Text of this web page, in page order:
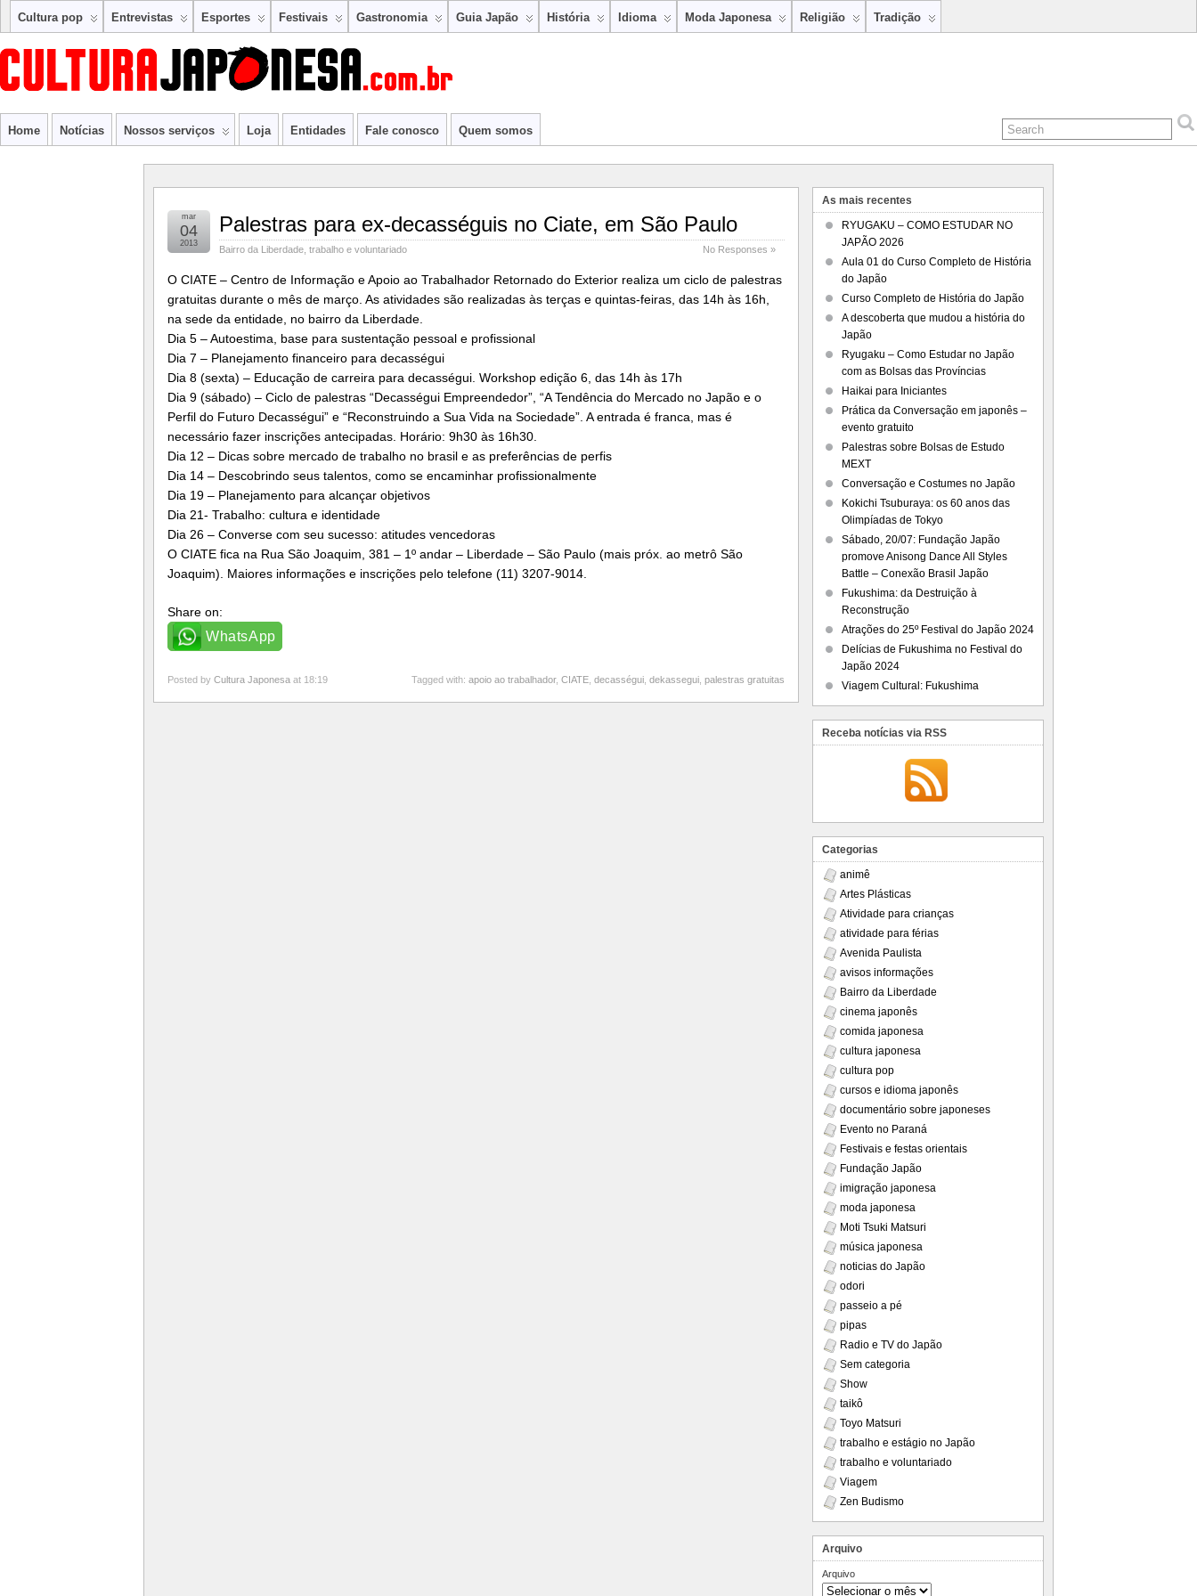
Cultura pop Entrevistas Esportes Festivais Gastronomia Guia Japão História Idioma Moda Japonesa Religião Tradição
Home Notícias Nossos serviços Loja Entidades Fale conosco Quem somos
Palestras para ex-decasséguis no Ciate, em São Paulo
Bairro da Liberdade trabalho e voluntariado No Responses »
mar
04
2013
O CIATE – Centro de Informação e Apoio ao Trabalhador Retornado do Exterior realiza um ciclo de palestras
gratuitas durante o mês de março. As atividades são realizadas às terças e quintas-feiras, das 14h às 16h,
na sede da entidade, no bairro da Liberdade.
Dia 5 – Autoestima, base para sustentação pessoal e profissional
Dia 7 – Planejamento financeiro para decasségui
Dia 8 (sexta) – Educação de carreira para decasségui. Workshop edição 6, das 14h às 17h
Dia 9 (sábado) – Ciclo de palestras “Decasségui Empreendedor”, “A Tendência do Mercado no Japão e o
Perfil do Futuro Decasségui” e “Reconstruindo a Sua Vida na Sociedade”. A entrada é franca, mas é
necessário fazer inscrições antecipadas. Horário: 9h30 às 16h30.
Dia 12 – Dicas sobre mercado de trabalho no brasil e as preferências de perfis
Dia 14 – Descobrindo seus talentos, como se encaminhar profissionalmente
Dia 19 – Planejamento para alcançar objetivos
Dia 21- Trabalho: cultura e identidade
Dia 26 – Converse com seu sucesso: atitudes vencedoras
O CIATE fica na Rua São Joaquim, 381 – 1º andar – Liberdade – São Paulo (mais próx. ao metrô São
Joaquim). Maiores informações e inscrições pelo telefone (11) 3207-9014.
Share on:
WhatsApp
Posted by Cultura Japonesa at 18:19 Tagged with: apoio ao trabalhador, CIATE decasségui dekassegui palestras gratuitas
As mais recentes
RYUGAKU – COMO ESTUDAR NO
JAPÃO 2026
Aula 01 do Curso Completo de História
do Japão
Curso Completo de História do Japão
A descoberta que mudou a história do
Japão
Ryugaku – Como Estudar no Japão
com as Bolsas das Províncias
Haikai para Iniciantes
Prática da Conversação em japonês –
evento gratuito
Palestras sobre Bolsas de Estudo
MEXT
Conversação e Costumes no Japão
Kokichi Tsuburaya: os 60 anos das
Olimpíadas de Tokyo
Sábado, 20/07: Fundação Japão
promove Anisong Dance All Styles
Battle – Conexão Brasil Japão
Fukushima: da Destruição à
Reconstrução
Atrações do 25º Festival do Japão 2024
Delícias de Fukushima no Festival do
Japão 2024
Viagem Cultural: Fukushima
Receba notícias via RSS
Categorias
animê
Artes Plásticas
Atividade para crianças
atividade para férias
Avenida Paulista
avisos informações
Bairro da Liberdade
cinema japonês
comida japonesa
cultura japonesa
cultura pop
cursos e idioma japonês
documentário sobre japoneses
Evento no Paraná
Festivais e festas orientais
Fundação Japão
imigração japonesa
moda japonesa
Moti Tsuki Matsuri
música japonesa
noticias do Japão
odori
passeio a pé
pipas
Radio e TV do Japão
Sem categoria
Show
taikô
Toyo Matsuri
trabalho e estágio no Japão
trabalho e voluntariado
Viagem
Zen Budismo
Arquivo
Arquivo